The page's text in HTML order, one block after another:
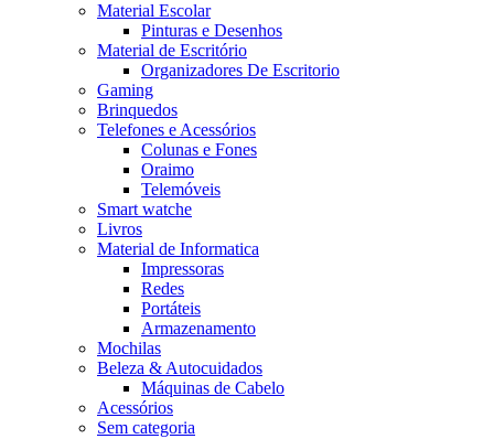
Material Escolar
Pinturas e Desenhos
Material de Escritório
Organizadores De Escritorio
Gaming
Brinquedos
Telefones e Acessórios
Colunas e Fones
Oraimo
Telemóveis
Smart watche
Livros
Material de Informatica
Impressoras
Redes
Portáteis
Armazenamento
Mochilas
Beleza & Autocuidados
Máquinas de Cabelo
Acessórios
Sem categoria